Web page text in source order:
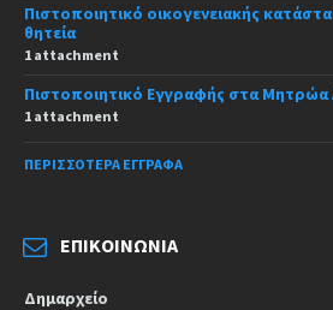
Πιστοποιητικό οικογενειακής
θητεία
1 attachment
Πιστοποιητικό Εγγραφής στα
1 attachment
ΠΕΡΙΣΣΌΤΕΡΑ ΈΓΓΡΑΦΑ
ΕΠΙΚΟΙΝΩΝΊΑ
Δημαρχείο